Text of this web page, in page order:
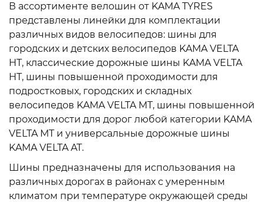
В ассортименте велошин от KAMA TYRES
представлены линейки для комплектации
различных видов велосипедов: шины для
городских и детских велосипедов KAMA VELTA
HT, классические дорожные шины KAMA VELTA
HT, шины повышенной проходимости для
подростковых, городских и складных
велосипедов KAMA VELTA MT, шины повышенной
проходимости для дорог любой категории KAMA
VELTA MT и универсальные дорожные шины
KAMA VELTA AT.
Шины предназначены для использования на
различных дорогах в районах с умеренным
климатом при температуре окружающей среды